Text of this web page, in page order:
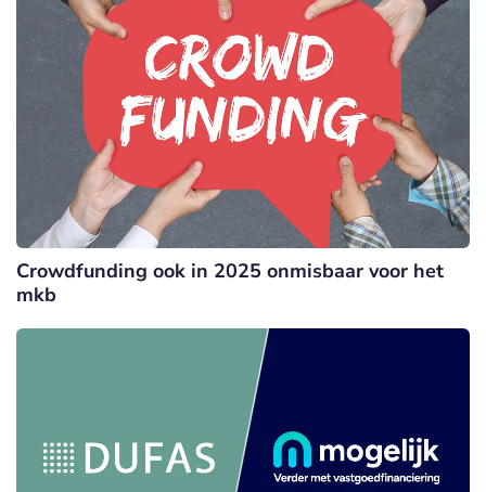
Crowdfunding ook in 2025 onmisbaar voor het
mkb